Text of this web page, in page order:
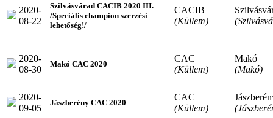
2020-
08-22
Szilvásvárad CACIB 2020 III.
/Speciális champion szerzési
lehetőség!/
CACIB
(Küllem)
2020-
08-30
Makó CAC 2020
CAC
(Küllem)
Makó
(Makó)
2020-
09-05
Jászberény CAC 2020
CAC
(Küllem)